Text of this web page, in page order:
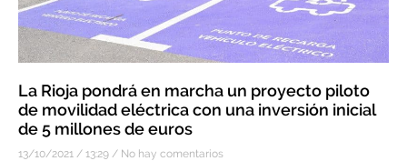
La Rioja pondrá en marcha un proyecto piloto
de movilidad eléctrica con una inversión inicial
de 5 millones de euros
13/10/2021 13:29 No hay comentarios